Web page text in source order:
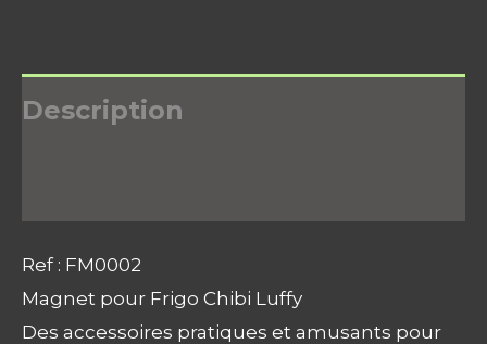
Description
Ref : FM0002
Magnet pour Frigo Chibi Luffy
Des accessoires pratiques et amusants pour